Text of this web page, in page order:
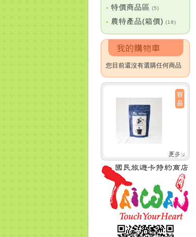
• 特價商品區 (5)
• 農特產品(箱價) (18)
您目前還沒有選購任何商品